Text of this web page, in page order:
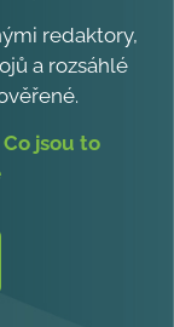
redaktory,
a rozsáhlé
Co jsou to